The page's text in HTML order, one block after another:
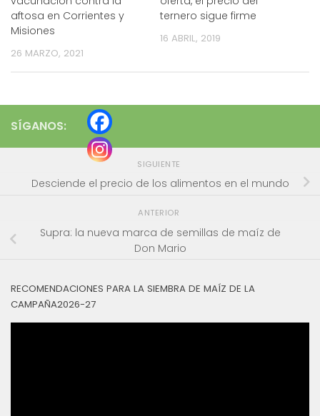
aftosa en Corrientes y
Misiones
26 MARZO, 2021
ternero sigue firme
16 ABRIL, 2019
SÍGANOS:
SIGUIENTE
Desciende el precio de los alimentos en el mundo
ANTERIOR
Supra: la nueva marca de semillas de maíz de
Don Mario
RECOMENDACIONES PARA LA SIEMBRA DE MAÍZ DE LA
CAMPAÑA2026-27